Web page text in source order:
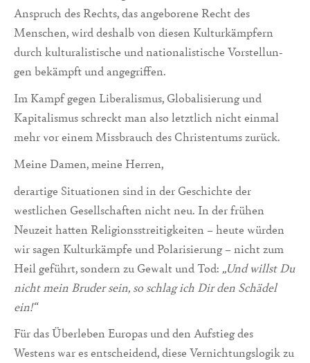
Anspruch des Rechts, das angeborene Recht des
Menschen, wird deshalb von diesen Kulturkämpfern
durch kulturalisti­sche und nationalistische Vorstellun­
gen bekämpft und angegriffen.
Im Kampf gegen Liberalismus, Globalisierung und
Kapitalismus schreckt man also letztlich nicht einmal
mehr vor einem Missbrauch des Christentums zurück.
Meine Damen, meine Herren,
derartige Situationen sind in der Geschichte der
westlichen Gesellschaften nicht neu. In der frühen
Neuzeit hatten Religionsstreitigkeiten – heute würden
wir sagen Kulturkämpfe und Polarisierung – nicht zum
Heil geführt, sondern zu Gewalt und Tod: „Und willst Du
nicht mein Bruder sein, so schlag ich Dir den Schädel
ein!“
Für das Überleben Europas und den Aufstieg des
Westens war es entscheidend, diese Vernichtungslogik zu